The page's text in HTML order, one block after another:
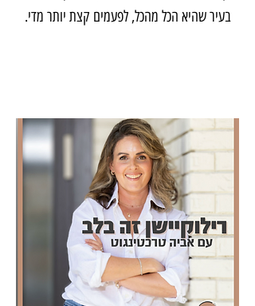
בעיר שהיא הכל מהכל, לפעמים קצת יותר מדי.